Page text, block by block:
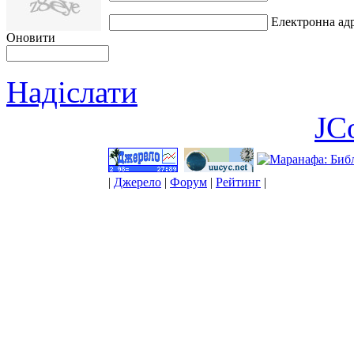
Оновити
Електронна
Надіслати
| Джерело | Форум | Рейтинг |